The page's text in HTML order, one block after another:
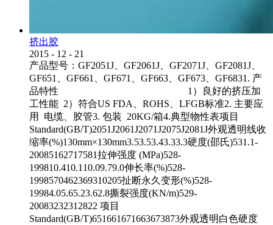
挤出胶
2015 - 12 - 21
产品型号：GF2051J、GF2061J、GF2071J、GF2081J、
GF651、GF661、GF671、GF663、GF673、GF6831. 产
品特性 1）良好的挤压加
工性能 2）符合US FDA、ROHS、LFGB标准2. 主要应
用 电缆、胶管3. 包装 20KG/箱4.典型物性表项目
Standard(GB/T)2051J2061J2071J2075J2081J外观透明线收
缩率(%)130mm×130mm3.53.53.43.33.3硬度(邵氏)531.1-
20085162717581拉伸强度 (MPa)528-
199810.410.110.09.79.0伸长率(%)528-
1998570462369310205扯断永久变形(%)528-
19984.05.65.23.62.8撕裂强度(KN/m)529-
20083232312822 项目
Standard(GB/T)651661671663673873外观透明白色硬度